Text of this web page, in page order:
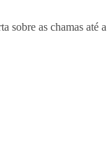
sobre as chamas até a